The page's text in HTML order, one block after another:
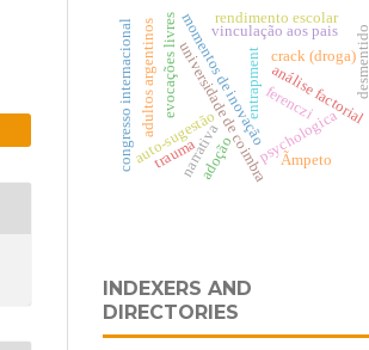
auto-sugestãouniversidade de coimbrapsychologica
análise factorial
narrativa
momentos de inovação
entrapment
evocações livres
congresso internacional crack (droga)
adultos argentinos vinculação aos pais
rendimento escolar
ferenczi
trauma
desmentido
Ãmpeto
adoção
INDEXERS AND
DIRECTORIES